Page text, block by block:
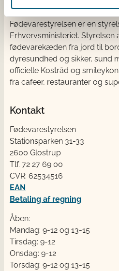
Fødevarestyrelsen
Fødevarestyrelsen er en
Erhvervsministeriet. Styrelsen
fødevarekæden fra jord til
dyresundhed og sikker, sund
officielle Kostråd og
fra cafeer, restauranter og
Kontakt
Fødevarestyrelsen
Stationsparken 31-33
2600 Glostrup
Tlf. 72 2​​​7 69 00
CVR: 62534516
EAN
Betaling af regning
Åben:
Mandag: 9-12 og 13-15
Tirsdag: 9-12
Onsdag: 9-12
Torsdag: 9-12 og 13-15